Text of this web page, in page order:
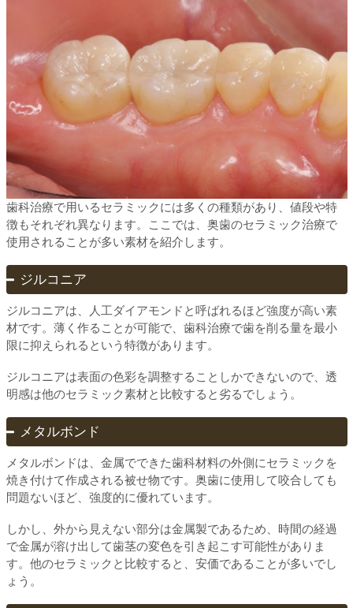
歯科治療で用いるセラミックには多くの種類があり、値段や特
徴もそれぞれ異なります。ここでは、奥歯のセラミック治療で
使用されることが多い素材を紹介します。
ジルコニア
ジルコニアは、人工ダイアモンドと呼ばれるほど強度が高い素
材です。薄く作ることが可能で、歯科治療で歯を削る量を最小
限に抑えられるという特徴があります。
ジルコニアは表面の色彩を調整することしかできないので、透
明感は他のセラミック素材と比較すると劣るでしょう。
メタルボンド
メタルボンドは、金属でできた歯科材料の外側にセラミックを
焼き付けて作成される被せ物です。奥歯に使用して咬合しても
問題ないほど、強度的に優れています。
しかし、外から見えない部分は金属製であるため、時間の経過
で金属が溶け出して歯茎の変色を引き起こす可能性がありま
す。他のセラミックと比較すると、安価であることが多いでし
ょう。